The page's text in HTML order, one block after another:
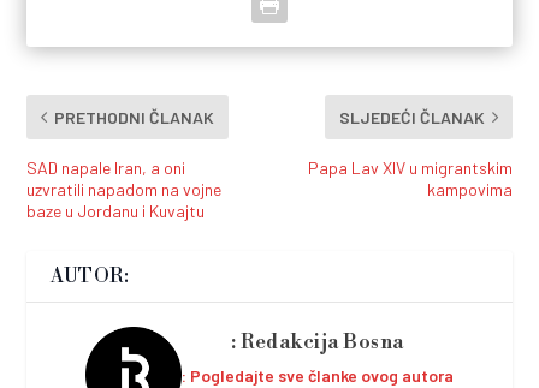
PRETHODNI ČLANAK
SAD napale Iran, a oni
uzvratili napadom na vojne
baze u Jordanu i Kuvajtu
SLJEDEĆI ČLANAK
Papa Lav XIV u migrantskim
kampovima
AUTOR:
Redakcija Bosna
Pogledajte sve članke ovog autora